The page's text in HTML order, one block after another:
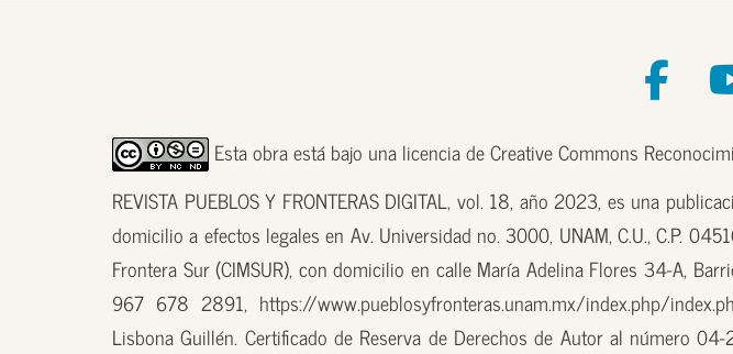
Esta obra está bajo una licencia de Creative Commons
REVISTA PUEBLOS Y FRONTERAS DIGITAL, vol. 18, año 2023, es una
domicilio a efectos legales en Av. Universidad no. 3000, UNAM, C.U., C.P.
Frontera Sur (CIMSUR), con domicilio en calle María Adelina Flores 34-A,
967 678 2891, https://www.pueblosyfronteras.unam.mx/index.php/
Lisbona Guillén. Certificado de Reserva de Derechos de Autor al número